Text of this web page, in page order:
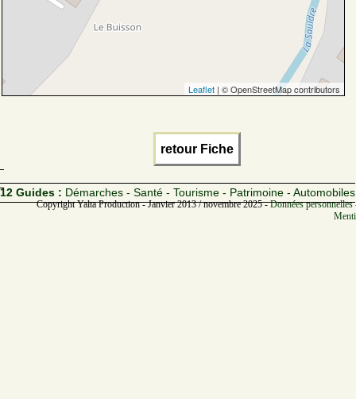
Leaflet | © OpenStreetMap contributors
retour Fiche
12 Guides : Démarches - Santé - Tourisme - Patrimoine - Automobiles
Copyright Yalta Production - Janvier 2013 / novembre 2025 -Données